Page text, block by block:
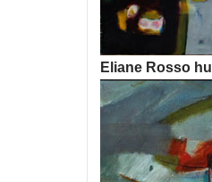
Eliane Rosso